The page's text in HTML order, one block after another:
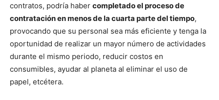
contratos, podría haber completado el proceso de
contratación en menos de la cuarta parte del tiempo,
provocando que su personal sea más eficiente y tenga la
oportunidad de realizar un mayor número de actividades
durante el mismo periodo, reducir costos en
consumibles, ayudar al planeta al eliminar el uso de
papel, etcétera.